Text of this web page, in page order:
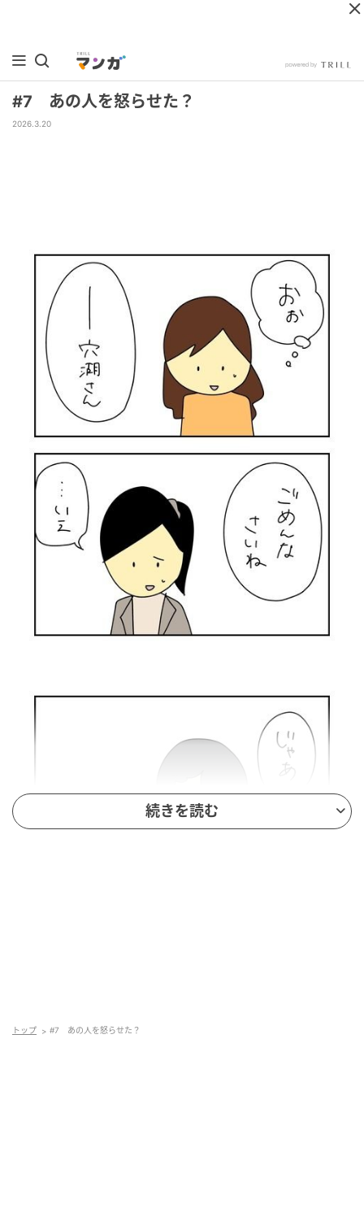
#7 あの人を怒らせた？
2026.3.20
続きを読む
トップ #7 あの人を怒らせた？